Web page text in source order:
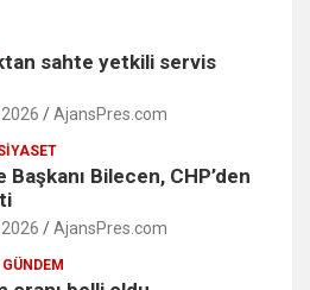
sahte yetkili servis
AjansPres.com
Başkanı Bilecen, CHP’den
AjansPres.com
GÜNDEM